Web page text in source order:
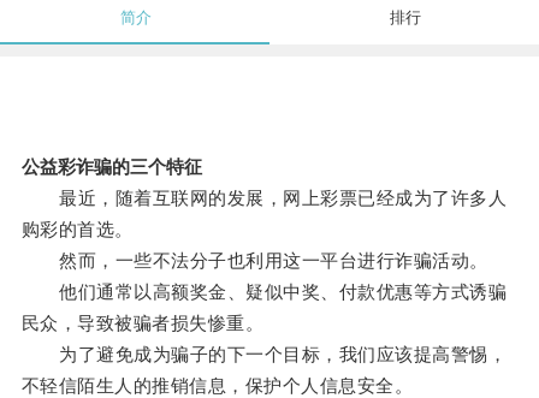
简介 排行
公益彩诈骗的三个特征
最近，随着互联网的发展，网上彩票已经成为了许多人
购彩的首选。
然而，一些不法分子也利用这一平台进行诈骗活动。
他们通常以高额奖金、疑似中奖、付款优惠等方式诱骗
民众，导致被骗者损失惨重。
为了避免成为骗子的下一个目标，我们应该提高警惕，
不轻信陌生人的推销信息，保护个人信息安全。